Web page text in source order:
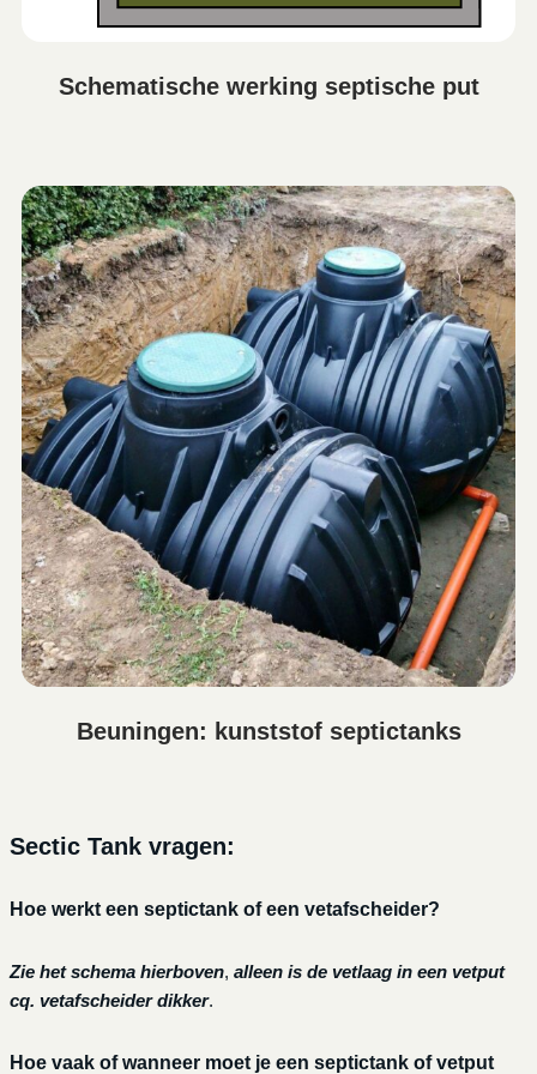
Schematische werking septische put
Beuningen: kunststof septictanks
Sectic Tank vragen:
Hoe werkt een septictank of een vetafscheider?
Zie het schema hierboven, alleen is de vetlaag in een vetput
cq. vetafscheider dikker.
Hoe vaak of wanneer moet je een septictank of vetput